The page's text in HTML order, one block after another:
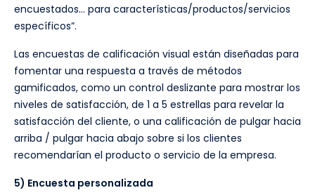
encuestados... para características/productos/servicios
específicos”.
Las encuestas de calificación visual están diseñadas para
fomentar una respuesta a través de métodos
gamificados, como un control deslizante para mostrar los
niveles de satisfacción, de 1 a 5 estrellas para revelar la
satisfacción del cliente, o una calificación de pulgar hacia
arriba / pulgar hacia abajo sobre si los clientes
recomendarían el producto o servicio de la empresa.
5) Encuesta personalizada